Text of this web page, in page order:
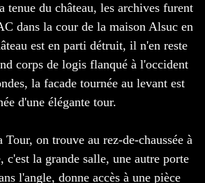
tenue du château, les archives furent
dans la cour de la maison Alsuc en
est en parti détruit, il n'en reste
corps de logis flanqué à l'occident
la facade tournée au levant est
d'une élégante tour.
Tour, on trouve au rez-de-chaussée à
c'est la grande salle, une autre porte
l'angle, donne accès à une pièce